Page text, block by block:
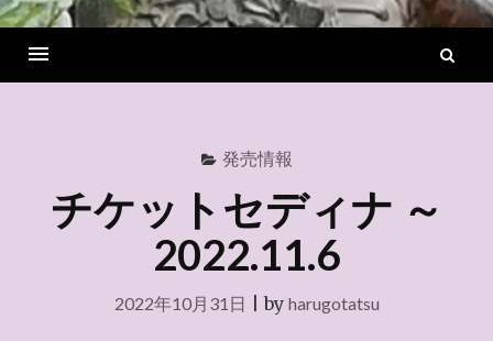
ッ
発売情報
チケットセディナ ～
2022.11.6
2022年10月31日 |by harugotatsu